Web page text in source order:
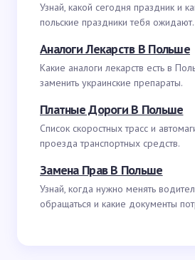
Узнай, какой сегодня праздник и
польские праздники тебя ожидают.
Аналоги Лекарств В Польше
Какие аналоги лекарств есть в
заменить украинские препараты.
Платные Дороги В Польше
Список скоростных трасс и
проезда транспортных средств.
Замена Прав В Польше
Узнай, когда нужно менять
обращаться и какие документы